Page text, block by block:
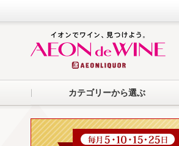
カテゴリーから選ぶ